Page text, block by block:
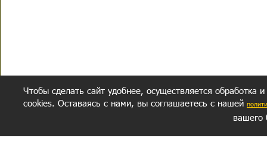
Чтобы сделать сайт удобнее, осуществляется обработка
cookies. Оставаясь с нами, вы соглашаетесь с нашей
вашего